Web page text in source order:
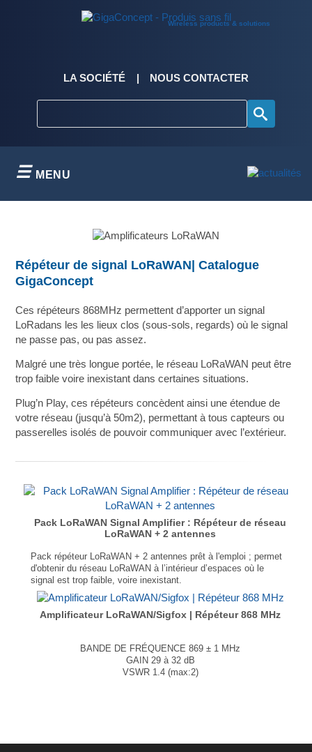
Wireless products & solutions
LA SOCIÉTÉ NOUS CONTACTER
MENU
Répéteur de signal LoRaWAN| Catalogue
GigaConcept
Ces répéteurs 868MHz permettent d’apporter un signal
LoRadans les les lieux clos (sous-sols, regards) où le signal
ne passe pas, ou pas assez.
Malgré une très longue portée, le réseau LoRaWAN peut être
trop faible voire inexistant dans certaines situations.
Plug’n Play, ces répéteurs concèdent ainsi une étendue de
votre réseau (jusqu’à 50m2), permettant à tous capteurs ou
passerelles isolés de pouvoir communiquer avec l’extérieur.
Pack LoRaWAN Signal Amplifier : Répéteur de réseau
LoRaWAN + 2 antennes
Pack répéteur LoRaWAN + 2 antennes prêt à l'emploi ; permet
d'obtenir du réseau LoRaWAN à l’intérieur d’espaces où le
signal est trop faible, voire inexistant.
Fréquences : 868 MHz
Gain : 14dB (uplink) / 17dB (downlink)
Niveau de bruit : 5dB
Amplificateur LoRaWAN/Sigfox | Répéteur 868 MHz
BANDE DE FRÉQUENCE 869 ± 1 MHz
GAIN 29 à 32 dB
VSWR 1.4 (max:2)